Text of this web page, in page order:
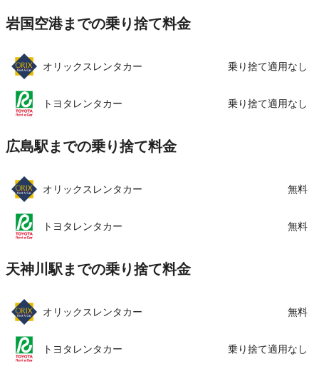
店舗詳細 店舗詳細ページはこちら
岩国空港までの乗り捨て料金
オリックスレンタカー 乗り捨て適用なし
トヨタレンタカー 乗り捨て適用なし
広島駅までの乗り捨て料金
オリックスレンタカー 無料
トヨタレンタカー 無料
天神川駅までの乗り捨て料金
オリックスレンタカー 無料
トヨタレンタカー 乗り捨て適用なし